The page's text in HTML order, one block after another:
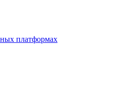
платформах